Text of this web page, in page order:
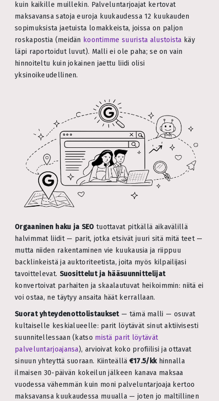
kuin kaikille muillekin. Palveluntarjoajat kertovat
maksavansa satoja euroja kuukaudessa 12 kuukauden
sopimuksista jaetuista lomakkeista, joissa on paljon
roskapostia (meidän koontimme suurista alustoista käy
läpi raportoidut luvut). Malli ei ole paha; se on vain
hinnoiteltu kuin jokainen jaettu liidi olisi
yksinoikeudellinen.
Orgaaninen haku ja SEO tuottavat pitkällä aikavälillä
halvimmat liidit — parit, jotka etsivät juuri sitä mitä teet —
mutta niiden rakentaminen vie kuukausia ja riippuu
backlinkeistä ja auktoriteetista, joita myös kilpailijasi
tavoittelevat. Suosittelut ja hääsuunnittelijat
konvertoivat parhaiten ja skaalautuvat heikoimmin: niitä ei
voi ostaa, ne täytyy ansaita häät kerrallaan.
Suorat yhteydenottolistaukset— tämä malli — osuvat
kultaiselle keskialueelle: parit löytävät sinut aktiivisesti
suunnitellessaan (katso mistä parit löytävät
palveluntarjoajansa), arvioivat koko profiilisi ja ottavat
sinuun yhteyttä suoraan. Kiinteällä €17.5/kkhinnalla
ilmaisen 30-päivän kokeilun jälkeen kanava maksaa
vuodessa vähemmän kuin moni palveluntarjoaja kertoo
maksavansa kuukaudessa muualla — joten jo maltillinen